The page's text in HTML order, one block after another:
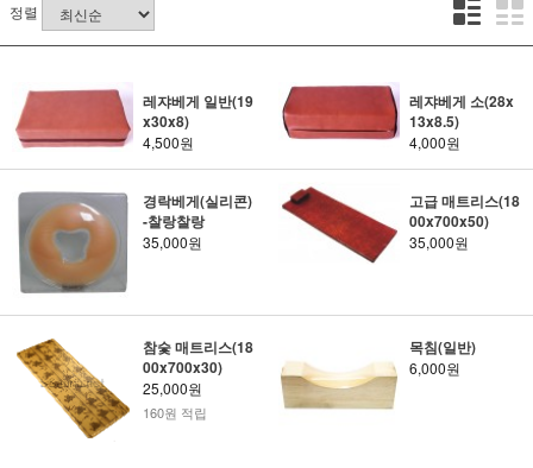
정렬
레쟈베게 일반(19
x30x8)
4,500원
레쟈베게 소(28x
13x8.5)
4,000원
경락베게(실리콘)
-찰랑찰랑
35,000원
고급 매트리스(18
00x700x50)
35,000원
참숯 매트리스(18
00x700x30)
25,000원
160원 적립
목침(일반)
6,000원